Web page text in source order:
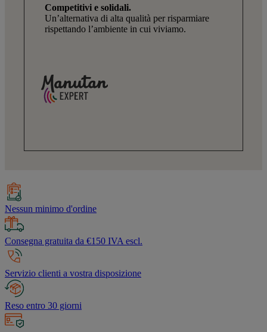
Competitivi e solidali.
Un’alternativa di alta qualità per risparmiare
rispettando l’ambiente in cui viviamo.
Nessun minimo d'ordine
Consegna gratuita da €150 IVA escl.
Servizio clienti a vostra disposizione
Reso entro 30 giorni